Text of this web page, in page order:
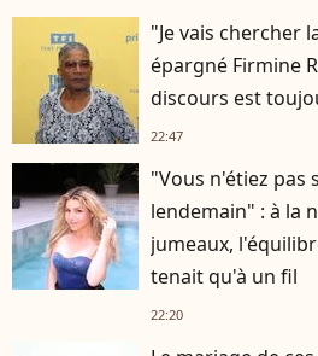
"Je vais chercher
épargné Firmine
discours est
22:47
"Vous n'étiez pas
lendemain" : à la
jumeaux,
tenait qu'à un fil
22:20